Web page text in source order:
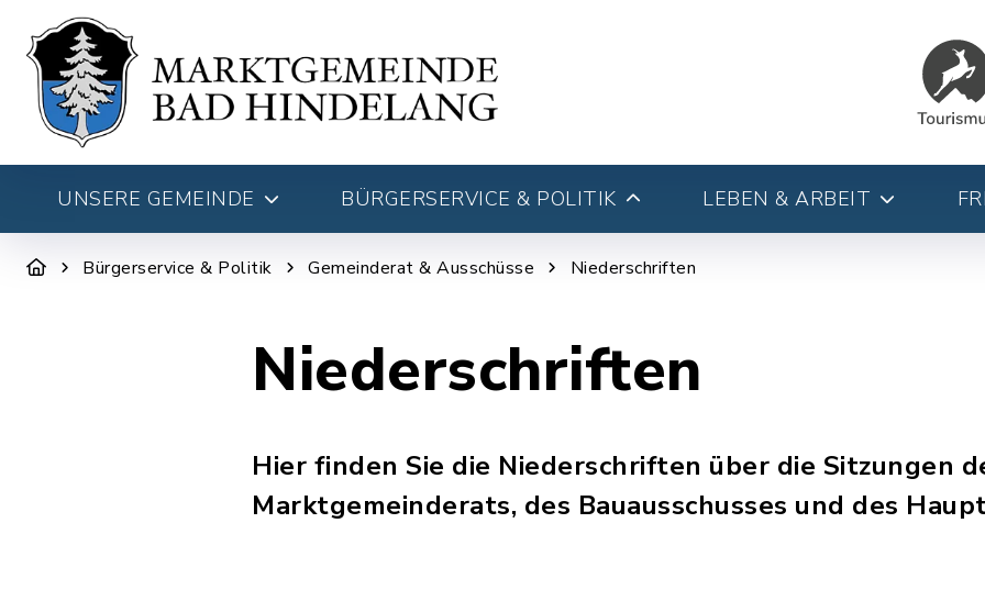
UNSERE GEMEINDE BÜRGERSERVICE & POLITIK LEBEN & ARBEIT
Bürgerservice & Politik Gemeinderat & Ausschüsse Niederschriften
Niederschriften
Hier finden Sie die Niederschriften über die Sitzungen
Marktgemeinderats, des Bauausschusses und des